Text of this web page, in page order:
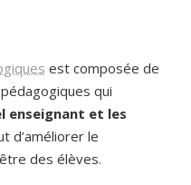
est composée de
qui
enseignant et les
d’améliorer le
des élèves.